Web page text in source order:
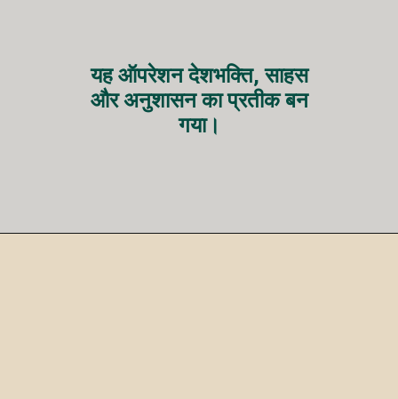
यह ऑपरेशन देशभक्ति, साहस
और अनुशासन का प्रतीक बन
गया।